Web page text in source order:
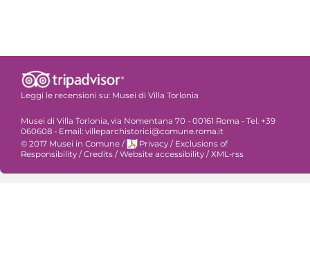
Leggi le recensioni su: Musei di Villa Torlonia
Musei di Villa Torlonia, via Nomentana 70 - 00161 Roma - Tel. +39
060608 - Email: villeparchistorici@comune.roma.it
© 2017 Musei in Comune / Privacy / Exclusions of
Responsibility / Credits / Website accessibility / XML-rss